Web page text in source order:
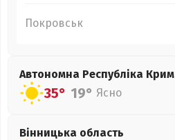
Покровськ
Автономна Республіка Крим
35° 19° Ясно
Вінницька область